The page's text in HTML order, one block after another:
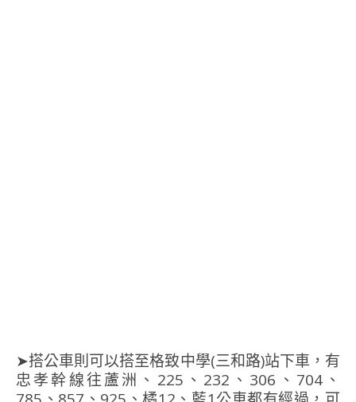
➤搭公車則可以搭至格致中學(三和路)站下車，有
忠孝幹線往蘆洲、225、232、306、704、